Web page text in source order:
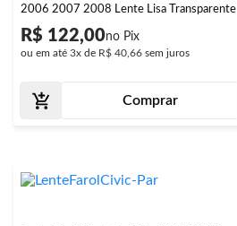
2006 2007 2008 Lente Lisa Transparente
R$ 122,00
ou em até 3x de R$ 40,66 sem juros
Comprar